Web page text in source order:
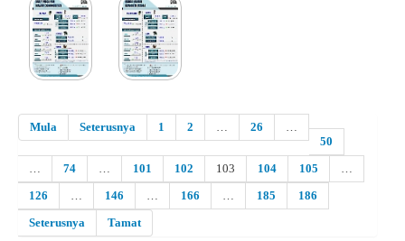
Mula Seterusnya 1 2 … 26
…
50
…
74 … 101 102 103 104 105
…
126
… 146 … 166 … 185
186
Seterusnya
Tamat